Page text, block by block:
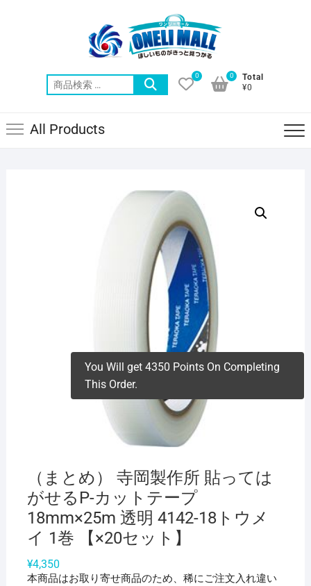
索
0
Total
¥0
0
All Products
（まとめ） 寺岡製作所 貼っては
がせるP-カットテープ
18mm×25m 透明 4142-18トウメ
イ 1巻 【×20セット】
¥4,350
本商品はお取り寄せ商品のため、稀にご注文入れ違い
You Will get 4350 Points On Completing
This Order.